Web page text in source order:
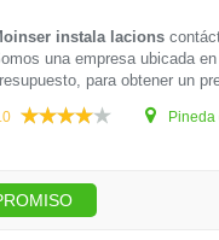
instala lacions
una empresa ubicada
para obtener un
Pineda